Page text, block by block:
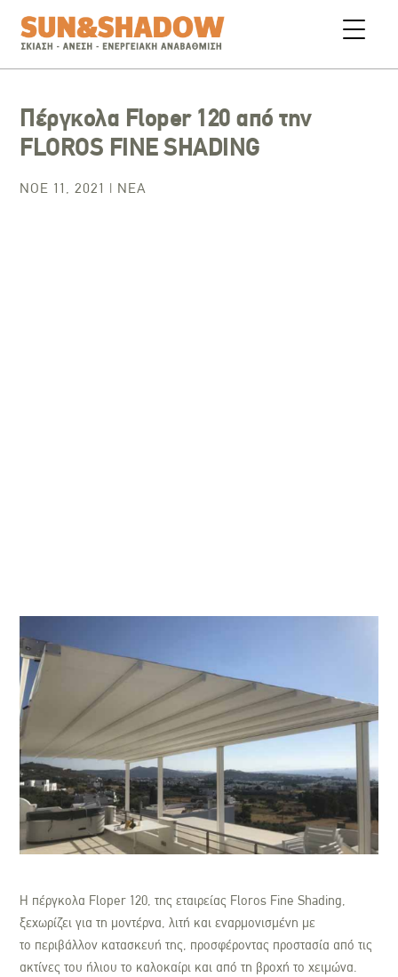
Πέργκολα Floper 120 από την
FLOROS FINE SHADING
ΝΟΈ 11, 2021 | ΝΈΑ
H πέργκολα Floper 120, της εταιρείας Floros Fine Shading,
ξεχωρίζει για τη μοντέρνα, λιτή και εναρμονισμένη με
το περιβάλλον κατασκευή της, προσφέροντας προστασία από τις
ακτίνες του ήλιου το καλοκαίρι και από τη βροχή το χειμώνα.